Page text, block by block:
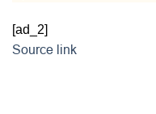
[ad_2]
Source link